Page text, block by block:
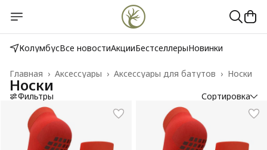
КолумбусВсе новостиАкцииБестселлерыНовинки
Носки
Аксессуары для батутов ›
Аксессуары ›
Главная ›
Носки
Фильтры Сортировка